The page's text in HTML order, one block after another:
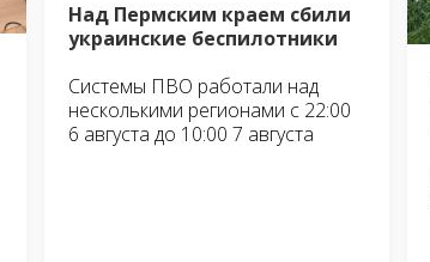
Над Пермским краем сбили
украинские беспилотники
Системы ПВО работали над
несколькими регионами с 22:00
6 августа до 10:00 7 августа